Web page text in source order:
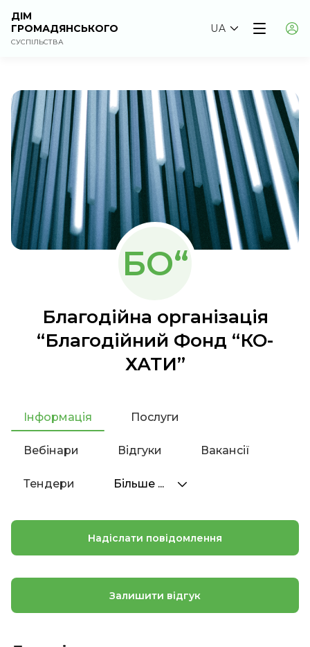
ДІМ
ГРОМАДЯНСЬКОГО
СУСПІЛЬСТВА
UA
БО“
Благодійна організація
“Благодійний Фонд “КО-
ХАТИ”
Інформація Послуги
Вебінари Відгуки Вакансії
Тендери Більше ...
Надіслати повідомлення
Залишити відгук